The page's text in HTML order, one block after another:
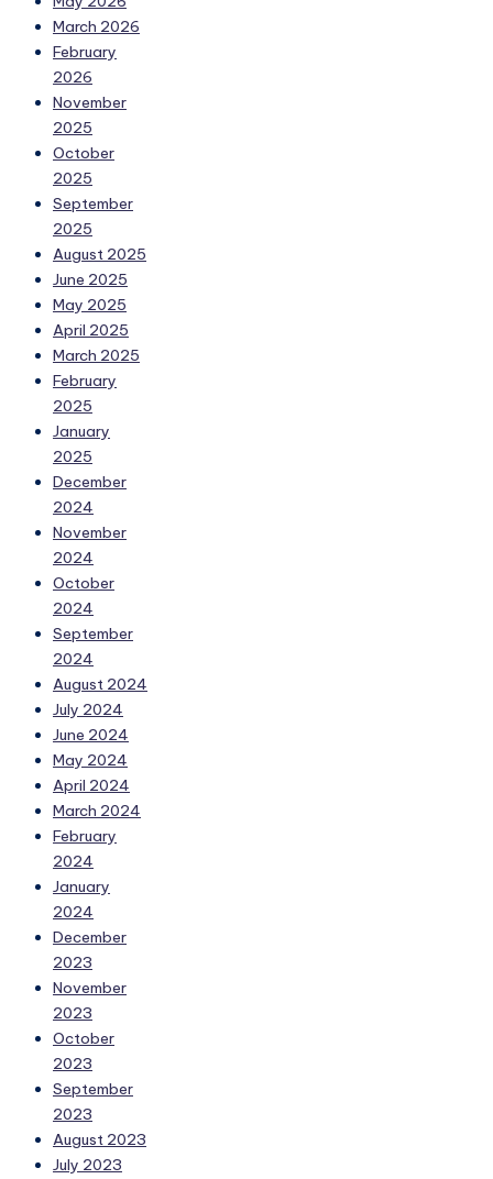
March 2026
February
2026
November
2025
October
2025
September
2025
August 2025
June 2025
May 2025
April 2025
March 2025
February
2025
January
2025
December
2024
November
2024
October
2024
September
2024
August 2024
July 2024
June 2024
May 2024
April 2024
March 2024
February
2024
January
2024
December
2023
November
2023
October
2023
September
2023
August 2023
July 2023